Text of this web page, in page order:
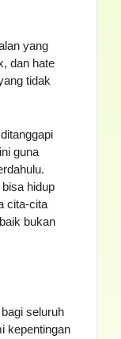
yang
dan hate
tidak
guna
hidup
cita-cita
bukan
seluruh
kepentingan